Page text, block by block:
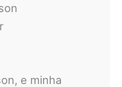
e minha